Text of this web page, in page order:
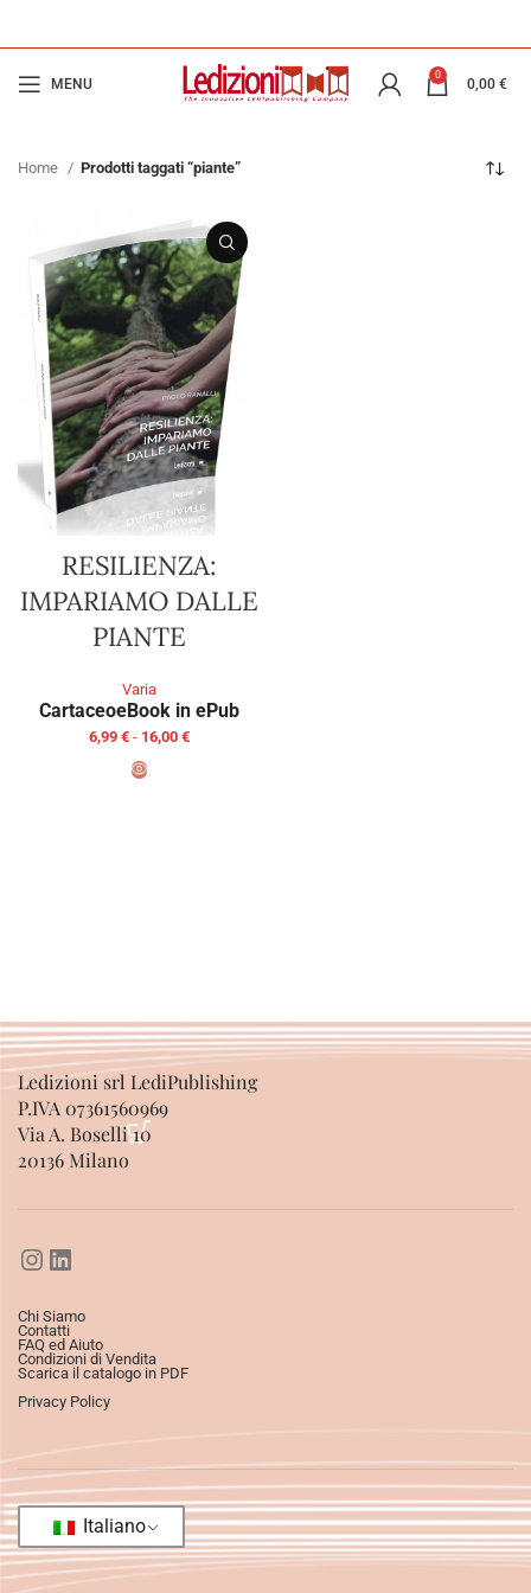
MENU
0
0,00 €
Home Prodotti taggati “piante”
RESILIENZA:
IMPARIAMO DALLE
PIANTE
Varia
CartaceoeBook in ePub
6,99 € - 16,00 €
Ledizioni srl LediPublishing
P.IVA 07361560969
Via A. Boselli 10
20136 Milano
Chi Siamo
Contatti
FAQ ed Aiuto
Condizioni di Vendita
Scarica il catalogo in PDF
Privacy Policy
Italiano